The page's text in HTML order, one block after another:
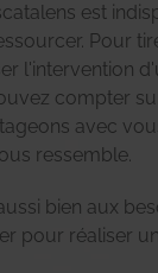
est
Pour
l'intervention
compter
avec
ressemble.
bien aux
pour réaliser